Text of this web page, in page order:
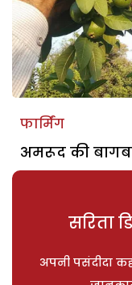
फार्मिंग
अमरूद की
सरिता
अपनी पसंदीदा